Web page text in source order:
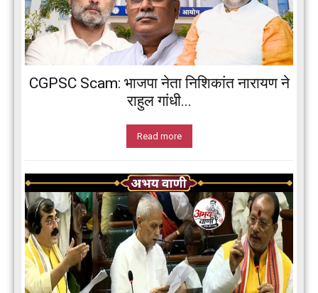
CGPSC Scam: भाजपा नेता निशिकांत नारायण ने
राहुल गांधी...
Read more